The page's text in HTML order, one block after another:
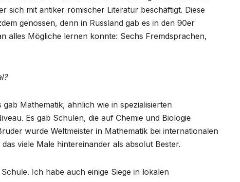
sich mit antiker römischer Literatur beschäftigt. Diese
genossen, denn in Russland gab es in den 90er
alles Mögliche lernen konnte: Sechs Fremdsprachen,
Mathematik, ähnlich wie in spezialisierten
Es gab Schulen, die auf Chemie und Biologie
wurde Weltmeister in Mathematik bei internationalen
viele Male hintereinander als absolut Bester.
Ich habe auch einige Siege in lokalen